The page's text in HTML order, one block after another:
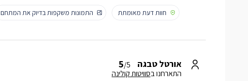
חוות דעת מאומתת
התמונות משקפות בדיוק את המתחם
אורטל טבגה 5/5
התארחנו בסוויטות קולינה